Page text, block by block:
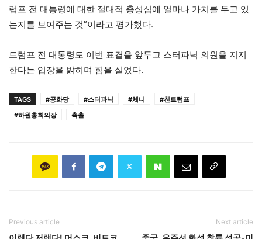
럼프 전 대통령에 대한 절대적 충성심에 얼마나 가치를 두고 있
는지를 보여주는 것”이라고 평가했다.
트럼프 전 대통령도 이번 표결을 앞두고 스터파닉 의원을 지지
한다는 입장을 밝히며 힘을 실었다.
TAGS #공화당 #스터파닉 #체니
#친트럼프
#하원총회의장
축출
Previous article Next article